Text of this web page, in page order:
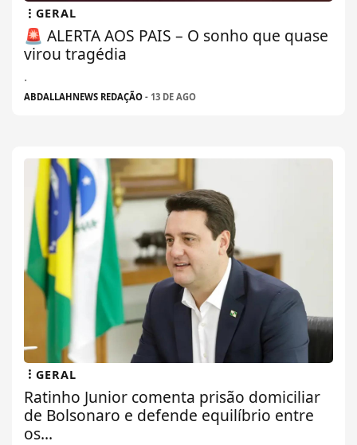
GERAL
🚨 ALERTA AOS PAIS – O sonho que quase
virou tragédia
.
ABDALLAHNEWS REDAÇÃO - 13 DE AGO
GERAL
Ratinho Junior comenta prisão domiciliar
de Bolsonaro e defende equilíbrio entre
os...